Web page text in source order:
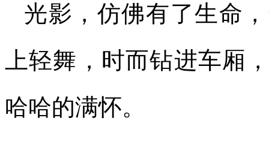
光影，仿佛有了生命
上轻舞，时而钻进车厢
哈哈的满怀。